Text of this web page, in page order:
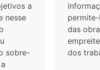
a
nesse
sobre-
das
dos